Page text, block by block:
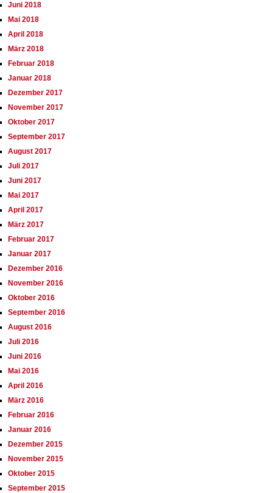
Juni 2018
Mai 2018
April 2018
März 2018
Februar 2018
Januar 2018
Dezember 2017
November 2017
Oktober 2017
September 2017
August 2017
Juli 2017
Juni 2017
Mai 2017
April 2017
März 2017
Februar 2017
Januar 2017
Dezember 2016
November 2016
Oktober 2016
September 2016
August 2016
Juli 2016
Juni 2016
Mai 2016
April 2016
März 2016
Februar 2016
Januar 2016
Dezember 2015
November 2015
Oktober 2015
September 2015